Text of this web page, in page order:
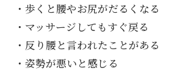
・歩くと腰やお尻がだるくなる
・マッサージしてもすぐ戻る
・反り腰と言われたことがある
・姿勢が悪いと感じる